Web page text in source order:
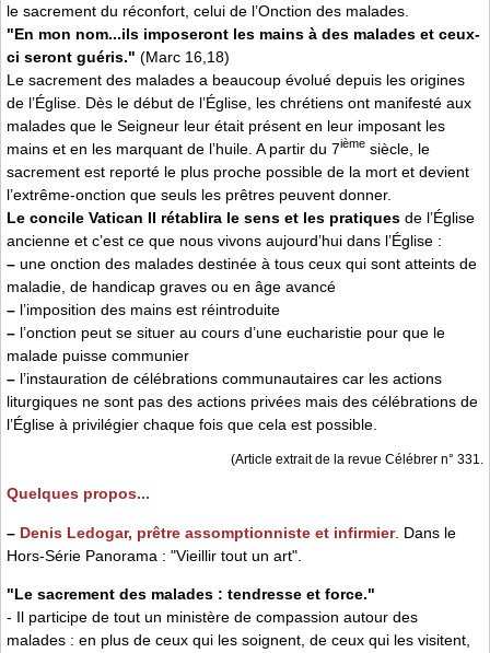
le sacrement du réconfort, celui de l’Onction des malades.
"En mon nom...ils imposeront les mains à des malades et ceux-
ci seront guéris." (Marc 16,18)
Le sacrement des malades a beaucoup évolué depuis les origines
de l’Église. Dès le début de l’Église, les chrétiens ont manifesté aux
malades que le Seigneur leur était présent en leur imposant les
mains et en les marquant de l’huile. A partir du 7ième siècle, le
sacrement est reporté le plus proche possible de la mort et devient
l’extrême-onction que seuls les prêtres peuvent donner.
Le concile Vatican II rétablira le sens et les pratiques de l’Église
ancienne et c’est ce que nous vivons aujourd’hui dans l’Église :
– une onction des malades destinée à tous ceux qui sont atteints de
maladie, de handicap graves ou en âge avancé
– l’imposition des mains est réintroduite
– l’onction peut se situer au cours d’une eucharistie pour que le
malade puisse communier
– l’instauration de célébrations communautaires car les actions
liturgiques ne sont pas des actions privées mais des célébrations de
l’Église à privilégier chaque fois que cela est possible.
(Article extrait de la revue Célébrer n° 331.
Quelques propos...
– Denis Ledogar, prêtre assomptionniste et infirmier. Dans le
Hors-Série Panorama : "Vieillir tout un art".
"Le sacrement des malades : tendresse et force."
- Il participe de tout un ministère de compassion autour des
malades : en plus de ceux qui les soignent, de ceux qui les visitent,